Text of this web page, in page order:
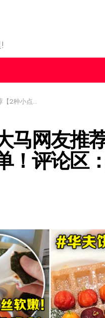
这个松饼粉真的巨好吃！
网友推
！评论区